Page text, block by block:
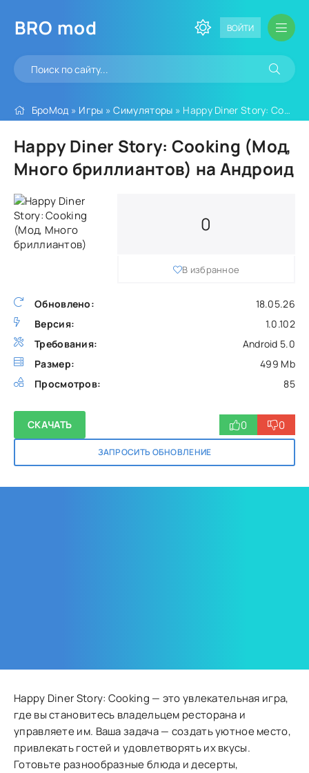
BRO mod ВОЙТИ
БроМод » Игры »Симуляторы » Happy Diner Story: Cooking (Мод, Много бриллиантов)
Happy Diner Story: Cooking (Мод,
Много бриллиантов) на Андроид
Обновлено:
18.05.26
Версия:
1.0.102
Требования:
Android 5.0
Размер:
499 Mb
Просмотров:
85
0
В избранное
СКАЧАТЬ
ЗАПРОСИТЬ ОБНОВЛЕНИЕ
0 0
Happy Diner Story: Cooking — это увлекательная игра,
где вы становитесь владельцем ресторана и
управляете им. Ваша задача — создать уютное место,
привлекать гостей и удовлетворять их вкусы.
Готовьте разнообразные блюда и десерты,